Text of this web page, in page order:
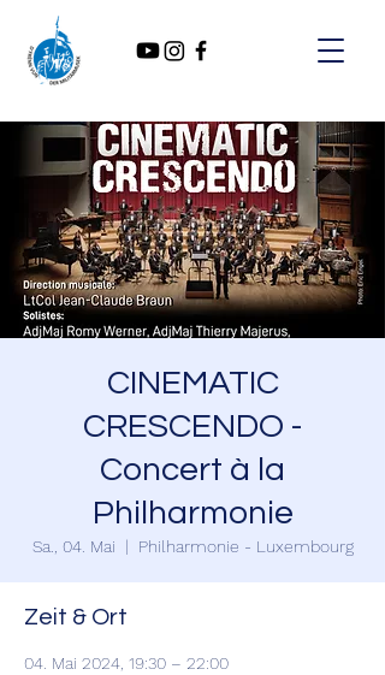
CINEMATIC
CRESCENDO -
Concert à la
Philharmonie
Sa., 04. Mai
  |
Philharmonie - Luxembourg
Zeit & Ort
04. Mai 2024, 19:30 – 22:00